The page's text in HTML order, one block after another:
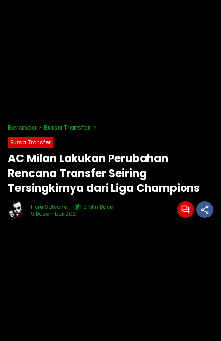
Beranda Bursa Transfer
Bursa Transfer
AC Milan Lakukan Perubahan
Rencana Transfer Seiring
Tersingkirnya dari Liga Champions
Heru Setyono
2 Min Baca
9 Desember 2021